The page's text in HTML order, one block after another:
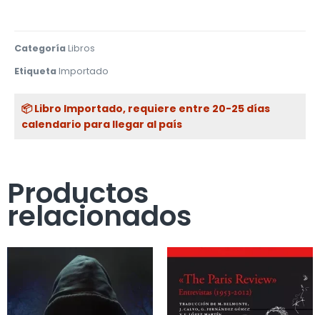
CategoríaLibros
EtiquetaImportado
📦 Libro Importado, requiere entre 20-25 días
calendario para llegar al país
Productos
relacionados